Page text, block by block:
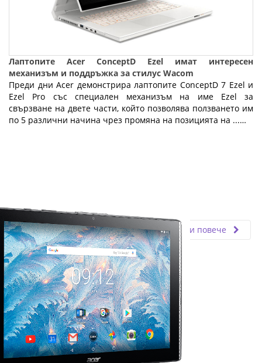
Лаптопите Acer ConceptD Ezel имат интересен
механизъм и поддръжка за стилус Wacom
Преди дни Acer демонстрира лаптопите ConceptD 7 Ezel и
Ezel Pro със специален механизъм на име Ezel за
свързване на двете части, който позволява ползването им
по 5 различни начина чрез промяна на позицията на ...…
17.01.2020
Прочети повече